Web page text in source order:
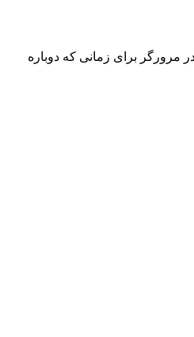
مرورگر برای زمانی که دوباره